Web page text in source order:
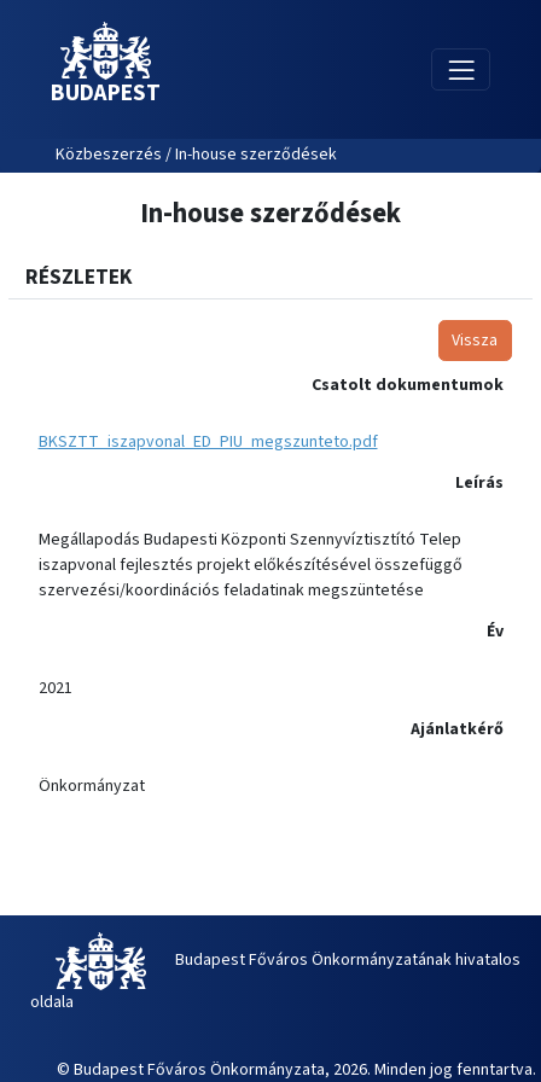
BUDAPEST
Közbeszerzés / In-house szerződések
In-house szerződések
RÉSZLETEK
Vissza
Csatolt dokumentumok
BKSZTT_iszapvonal_ED_PIU_megszunteto.pdf
Leírás
Megállapodás Budapesti Központi Szennyvíztisztító Telep
iszapvonal fejlesztés projekt előkészítésével összefüggő
szervezési/koordinációs feladatinak megszüntetése
Év
2021
Ajánlatkérő
Önkormányzat
Budapest Főváros Önkormányzatának hivatalos
oldala
© Budapest Főváros Önkormányzata, 2026. Minden jog fenntartva.